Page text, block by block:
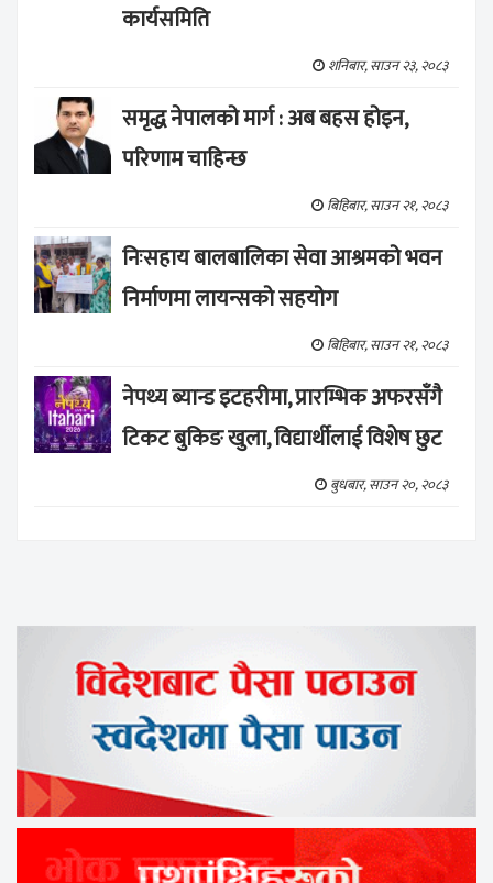
कार्यसमिति
शनिबार, साउन २३, २०८३
समृद्ध नेपालको मार्ग : अब बहस होइन,
परिणाम चाहिन्छ
बिहिबार, साउन २१, २०८३
निःसहाय बालबालिका सेवा आश्रमको भवन
निर्माणमा लायन्सको सहयोग
बिहिबार, साउन २१, २०८३
नेपथ्य ब्यान्ड इटहरीमा, प्रारम्भिक अफरसँगै
टिकट बुकिङ खुला, विद्यार्थीलाई विशेष छुट
बुधबार, साउन २०, २०८३